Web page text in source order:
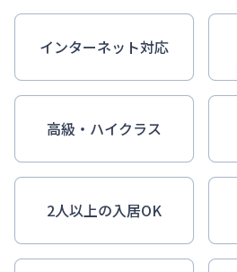
インターネット対応
高級・ハイクラス
2人以上の入居OK